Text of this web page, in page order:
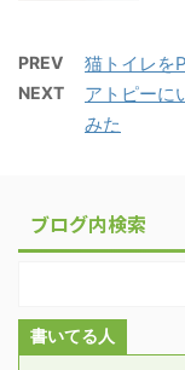
PREV 猫トイレを
NEXT
アトピーに
みた
ブログ内検索
書いてる人